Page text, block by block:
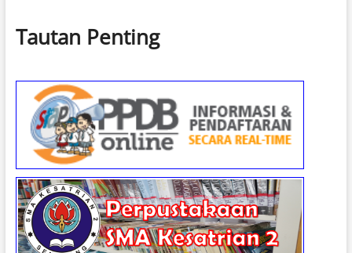
Tautan Penting